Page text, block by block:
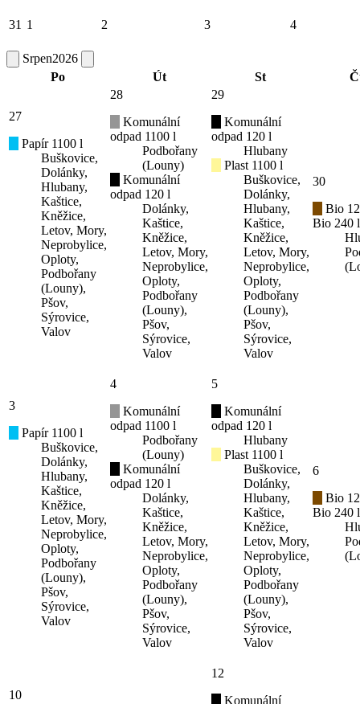
31 1 2 3 4
Srpen2026
Po
Út St
27
Papír 1100 l
Buškovice,
Dolánky,
Hlubany,
Kaštice,
Kněžice,
Letov, Mory,
Neprobylice,
Oploty,
Podbořany
(Louny),
Pšov,
Sýrovice,
Valov
28
Komunální
odpad 1100 l
Podbořany
(Louny)
Komunální
odpad 120 l
Dolánky,
Kaštice,
Kněžice,
Letov, Mory,
Neprobylice,
Oploty,
Podbořany
(Louny),
Pšov,
Sýrovice,
Valov
29
Komunální
odpad 120 l
Hlubany
Plast 1100 l
Buškovice,
Dolánky,
Hlubany,
Kaštice,
Kněžice,
Letov, Mory,
Neprobylice,
Oploty,
Podbořany
(Louny),
Pšov,
Sýrovice,
Valov
30
Bio
Bio 240 l
3
Papír 1100 l
Buškovice,
Dolánky,
Hlubany,
Kaštice,
Kněžice,
Letov, Mory,
Neprobylice,
Oploty,
Podbořany
(Louny),
Pšov,
Sýrovice,
Valov
4
Komunální
odpad 1100 l
Podbořany
(Louny)
Komunální
odpad 120 l
Dolánky,
Kaštice,
Kněžice,
Letov, Mory,
Neprobylice,
Oploty,
Podbořany
(Louny),
Pšov,
Sýrovice,
Valov
5
Komunální
odpad 120 l
Hlubany
Plast 1100 l
Buškovice,
Dolánky,
Hlubany,
Kaštice,
Kněžice,
Letov, Mory,
Neprobylice,
Oploty,
Podbořany
(Louny),
Pšov,
Sýrovice,
Valov
6
Bio
Bio 240 l
10
12
Komunální